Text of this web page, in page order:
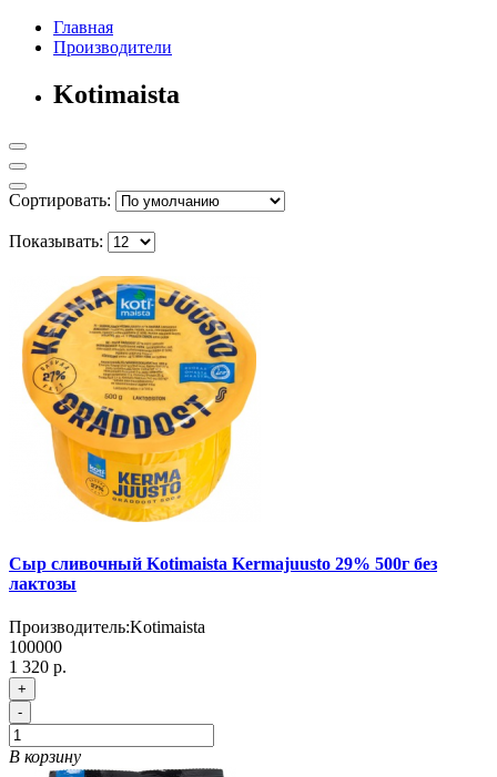
Главная
Производители
Kotimaista
Сортировать:
Показывать:
Сыр сливочный Kotimaista Kermajuusto 29% 500г без
лактозы
Производитель:Kotimaista
100000
1 320 р.
+
-
В корзину